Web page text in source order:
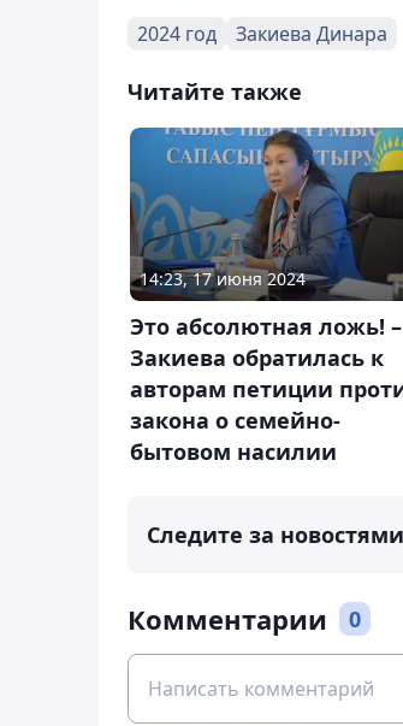
2024 год Закиева Динара
Читайте также
14:23, 17 июня 2024
Это абсолютная ложь! –
Закиева обратилась к
авторам петиции
закона о семейно-
бытовом насилии
Следите за
Комментарии 0